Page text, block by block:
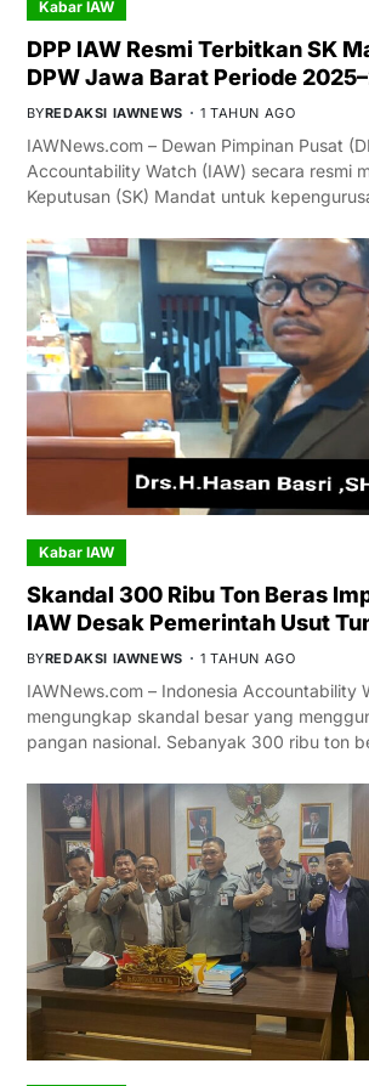
Kabar IAW
DPP IAW Resmi Terbitkan SK
DPW Jawa Barat Periode
BYREDAKSI IAWNEWS 1 TAHUN AGO
IAWNews.com – Dewan Pimpinan Pusat
Accountability Watch (IAW) secara resmi
Keputusan (SK) Mandat untuk
Kabar IAW
Skandal 300 Ribu Ton Beras
IAW Desak Pemerintah Usut
BYREDAKSI IAWNEWS 1 TAHUN AGO
IAWNews.com – Indonesia Accountability
mengungkap skandal besar yang
pangan nasional. Sebanyak 300 ribu ton